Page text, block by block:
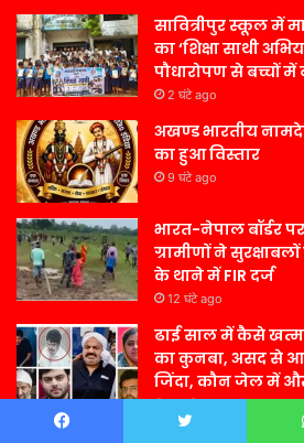
सावित्रीपुर स्कूल में
का ‘शिक्षा साथी
पौधारोपण से बच्चों में
2 घंटे ago
अखण्ड भारतीय
का हुआ विस्तार
9 घंटे ago
भारत-नेपाल बॉर्डर
ग्रामीणों ने
के थाने में FIR दर्ज
12 घंटे ago
ढाई साल में कैसे खत्म
का कुनबा, असद से
जिंदा, कौन जेल में
12 घंटे ago